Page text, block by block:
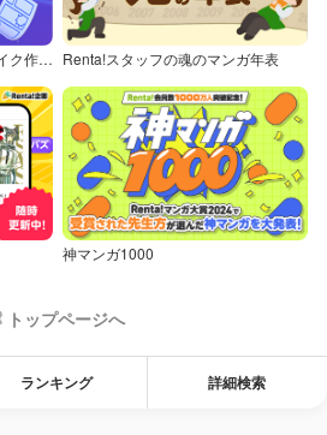
出版社が選ぶ！ネクストブレイク作品特集 Renta!スタッフの魂のマンガ年表
神マンガ1000
トップページへ
ランキング 詳細検索